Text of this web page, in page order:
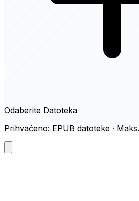
Odaberite Datoteka
Prihvaćeno: EPUB datoteke ·